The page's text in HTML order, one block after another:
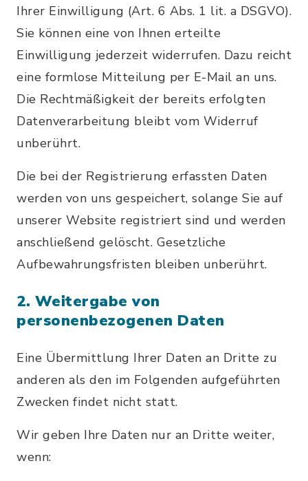
Ihrer Einwilligung (Art. 6 Abs. 1 lit. a DSGVO).
Sie können eine von Ihnen erteilte
Einwilligung jederzeit widerrufen. Dazu reicht
eine formlose Mitteilung per E-Mail an uns.
Die Rechtmäßigkeit der bereits erfolgten
Datenverarbeitung bleibt vom Widerruf
unberührt.
Die bei der Registrierung erfassten Daten
werden von uns gespeichert, solange Sie auf
unserer Website registriert sind und werden
anschließend gelöscht. Gesetzliche
Aufbewahrungsfristen bleiben unberührt.
2. Weitergabe von
personenbezogenen Daten
Eine Übermittlung Ihrer Daten an Dritte zu
anderen als den im Folgenden aufgeführten
Zwecken findet nicht statt.
Wir geben Ihre Daten nur an Dritte weiter,
wenn: